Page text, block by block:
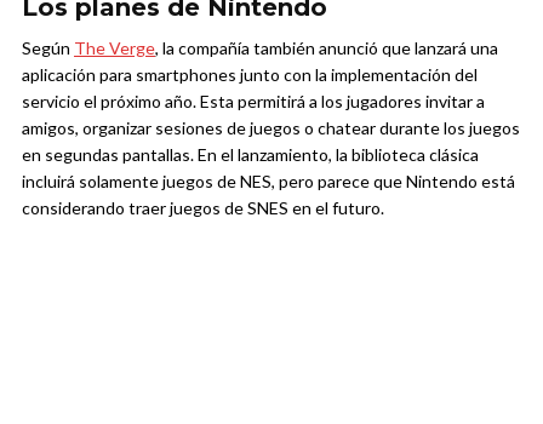
Los planes de Nintendo
Según The Verge, la compañía también anunció que lanzará una
aplicación para smartphones junto con la implementación del
servicio el próximo año. Esta permitirá a los jugadores invitar a
amigos, organizar sesiones de juegos o chatear durante los juegos
en segundas pantallas. En el lanzamiento, la biblioteca clásica
incluirá solamente juegos de NES, pero parece que Nintendo está
considerando traer juegos de SNES en el futuro.